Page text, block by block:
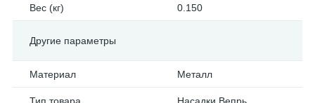
Вес (кг) 0.150
Другие параметры
Материал Металл